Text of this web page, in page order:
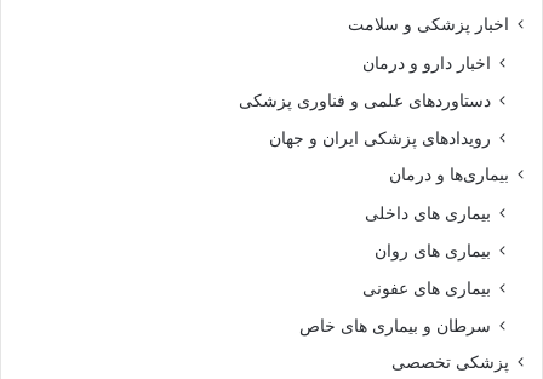
اخبار پزشکی و سلامت
اخبار دارو و درمان
دستاوردهای علمی و فناوری پزشکی
رویدادهای پزشکی ایران و جهان
بیماری‌ها و درمان
بیماری های داخلی
بیماری های روان‌
بیماری های عفونی
سرطان و بیماری های خاص
پزشکی تخصصی